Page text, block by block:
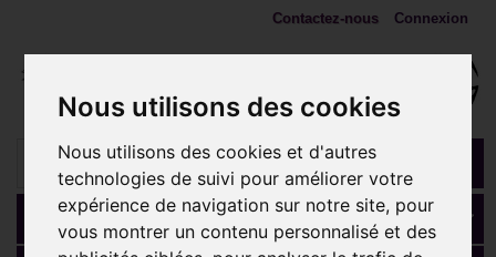
Nous utilisons des cookies
Nous utilisons des cookies et d'autres
technologies de suivi pour améliorer votre
expérience de navigation sur notre site, pour
vous montrer un contenu personnalisé et des
Connexion
Contactez-nous
Panier (vide)